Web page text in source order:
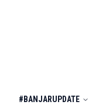
#BANJARUPDATE